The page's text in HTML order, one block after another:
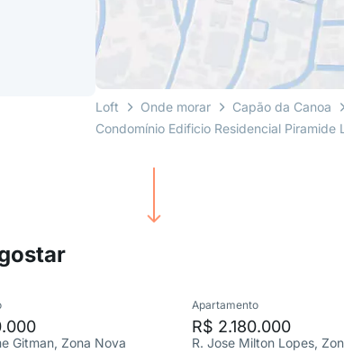
Loft Onde morar Capão da Canoa
Condomínio Edificio Residencial Piramide
Gitman, Zona Nova
Apartamento
R$ 2.180.000
R. Jose Milton Lopes,